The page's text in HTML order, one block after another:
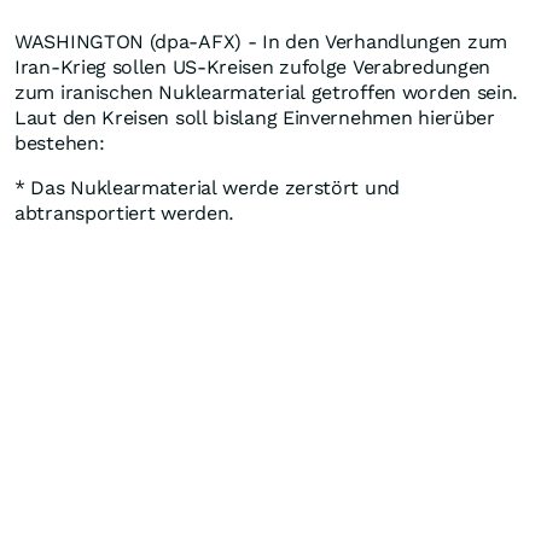
WASHINGTON (dpa-AFX) - In den Verhandlungen zum
Iran-Krieg sollen US-Kreisen zufolge Verabredungen
zum iranischen Nuklearmaterial getroffen worden sein.
Laut den Kreisen soll bislang Einvernehmen hierüber
bestehen:
* Das Nuklearmaterial werde zerstört und
abtransportiert werden.